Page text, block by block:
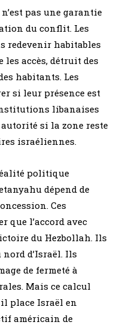
pas une garantie
du conflit. Les
redevenir habitables
accès, détruit des
habitants. Les
si leur présence est
libanaises
si la zone reste
israéliennes.
politique
dépend de
Ces
que l’accord avec
du Hezbollah. Ils
d’Israël. Ils
de fermeté à
Mais ce calcul
place Israël en
américain de